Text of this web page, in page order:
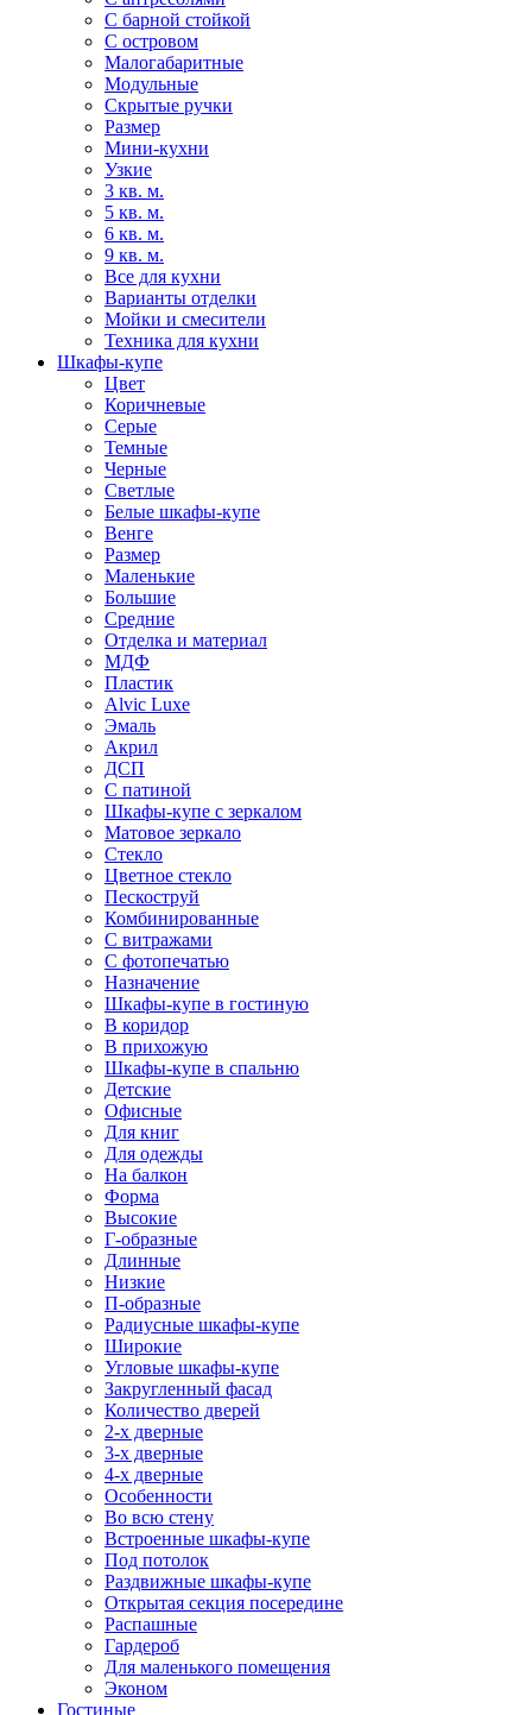
С барной стойкой
С островом
Малогабаритные
Модульные
Скрытые ручки
Размер
Мини-кухни
Узкие
3 кв. м.
5 кв. м.
6 кв. м.
9 кв. м.
Все для кухни
Варианты отделки
Мойки и смесители
Техника для кухни
Шкафы-купе
Цвет
Коричневые
Серые
Темные
Черные
Светлые
Белые шкафы-купе
Венге
Размер
Маленькие
Большие
Средние
Отделка и материал
МДФ
Пластик
Alvic Luxe
Эмаль
Акрил
ДСП
С патиной
Шкафы-купе с зеркалом
Матовое зеркало
Стекло
Цветное стекло
Пескоструй
Комбинированные
С витражами
С фотопечатью
Назначение
Шкафы-купе в гостиную
В коридор
В прихожую
Шкафы-купе в спальню
Детские
Офисные
Для книг
Для одежды
На балкон
Форма
Высокие
Г-образные
Длинные
Низкие
П-образные
Радиусные шкафы-купе
Широкие
Угловые шкафы-купе
Закругленный фасад
Количество дверей
2-х дверные
3-х дверные
4-х дверные
Особенности
Во всю стену
Встроенные шкафы-купе
Под потолок
Раздвижные шкафы-купе
Открытая секция посередине
Распашные
Гардероб
Для маленького помещения
Эконом
Гостиные